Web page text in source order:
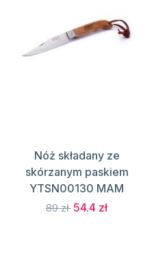
Nóż składany ze
skórzanym paskiem
YTSN00130 MAM
89 zł 54.4 zł